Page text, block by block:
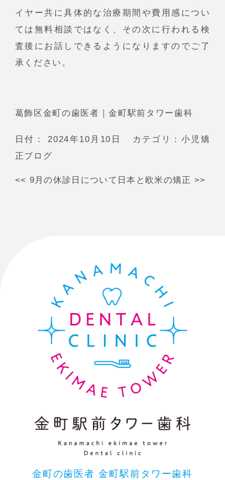
イヤー共に具体的な治療期間や費用感につい
ては無料相談ではなく、その次に行われる検
査後にお話しできるようになりますのでご了
承ください。
葛飾区金町の歯医者｜金町駅前タワー歯科
日付：2024年10月10日 カテゴリ： 小児矯
正ブログ
<< 9月の休診日について 日本と欧米の矯正>>
金町の歯医者 金町駅前タワー歯科